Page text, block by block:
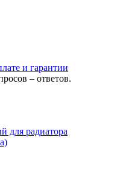
и гарантии
– ответов.
для радиатора